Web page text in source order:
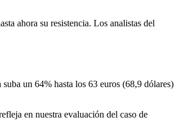
ahora su resistencia. Los analistas del
un 64% hasta los 63 euros (68,9 dólares)
en nuestra evaluación del caso de